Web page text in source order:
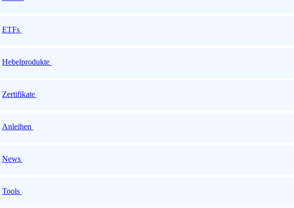
ETFs
Hebelprodukte
Zertifikate
Anleihen
News
Tools